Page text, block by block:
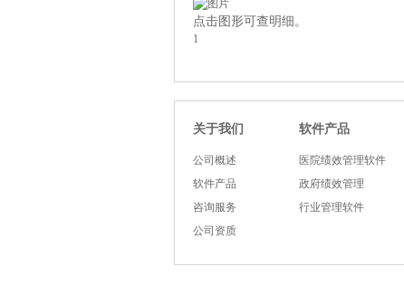
点击图形可查明细 。
1
关于我们
公司概述
软件产品
咨询服务
公司资质
软件产品
医院绩效管理软件
政府绩效管理
行业管理软件